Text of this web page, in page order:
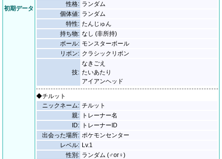
初期データ
性格: ランダム
個体値: ランダム
特性: たんじゅん
持ち物: なし (非所持)
ボール: モンスターボール
リボン: クラシックリボン
技:
なきごえ
たいあたり
アイアンヘッド
◆チルット
ニックネーム: チルット
親:
トレーナー名
ID:
トレーナーID
出会った場所: ポケモンセンター
レベル: Lv.1
性別: ランダム (♂or♀)